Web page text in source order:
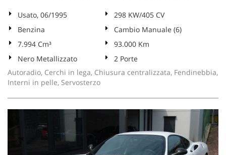
Usato, 06/1995
298 KW/405 CV
Benzina
Cambio Manuale (6)
7.994 Cm³
93.000 Km
Nero Metallizzato
2 Porte
Autoradio, Cerchi in lega, Chiusura centralizzata, Fendinebbia,
Interni in pelle, Servosterzo